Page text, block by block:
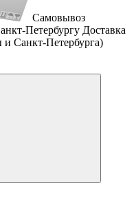
Самовывоз
Петербургу Доставка
Санкт-Петербурга)